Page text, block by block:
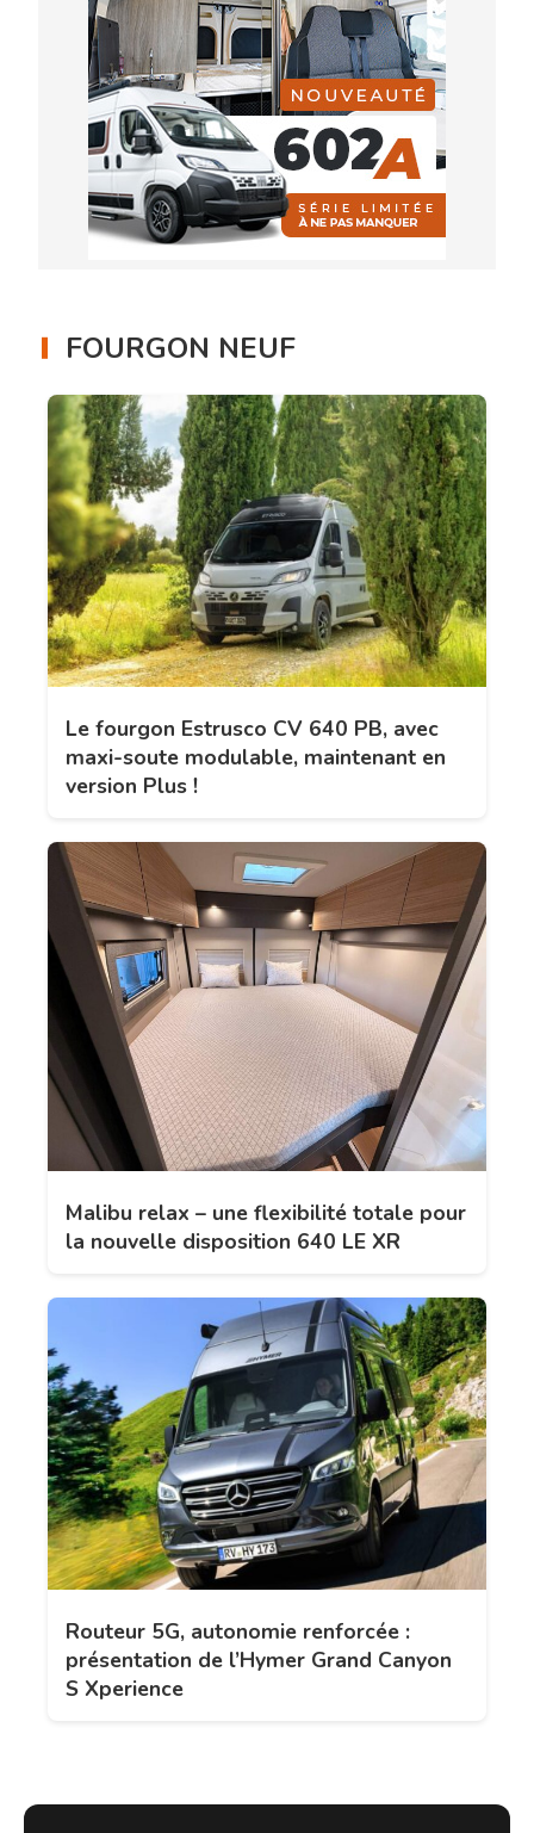
FOURGON NEUF
Le fourgon Estrusco CV 640 PB, avec
maxi-soute modulable, maintenant en
version Plus !
Malibu relax – une flexibilité totale pour
la nouvelle disposition 640 LE XR
Routeur 5G, autonomie renforcée :
présentation de l’Hymer Grand Canyon
S Xperience